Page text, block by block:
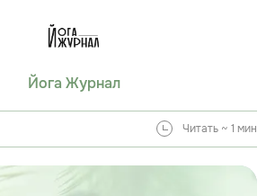
Йога Журнал
Читать ~ 1 мин